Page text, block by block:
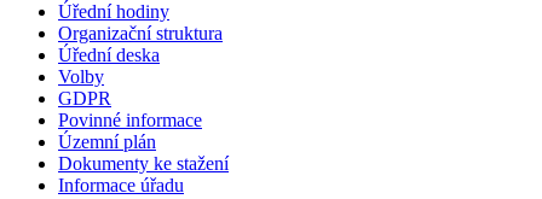
Úřední hodiny
Organizační struktura
Úřední deska
Volby
GDPR
Povinné informace
Územní plán
Dokumenty ke stažení
Informace úřadu